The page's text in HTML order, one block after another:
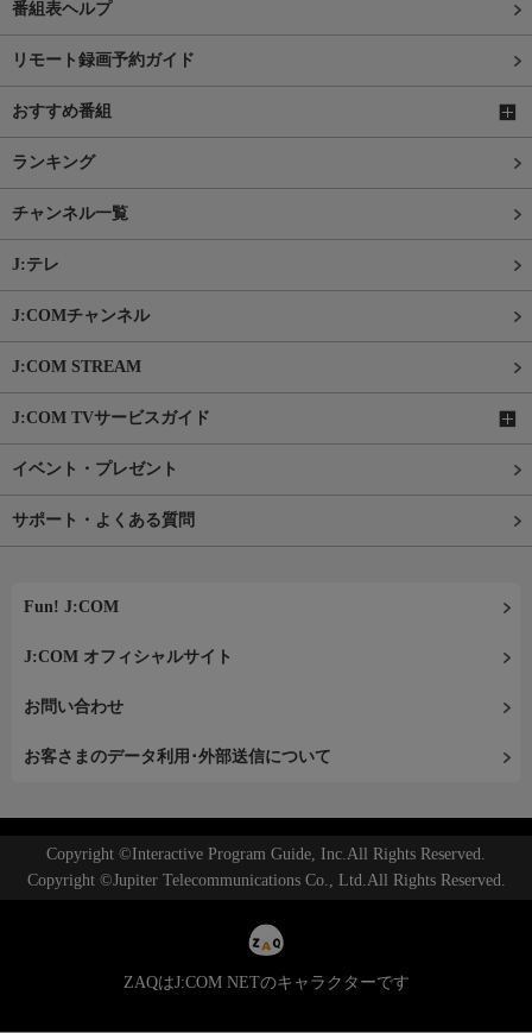
番組表ヘルプ
リモート録画予約ガイド
おすすめ番組
ランキング
チャンネル一覧
J:テレ
J:COMチャンネル
J:COM STREAM
J:COM TVサービスガイド
イベント・プレゼント
サポート・よくある質問
Fun! J:COM
J:COM オフィシャルサイト
お問い合わせ
お客さまのデータ利用･外部送信について
Copyright ©Interactive Program Guide, Inc.All Rights Reserved.
Copyright ©Jupiter Telecommunications Co., Ltd.All Rights Reserved.
ZAQはJ:COM NETのキャラクターです